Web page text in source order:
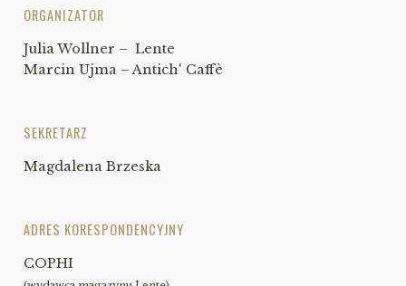
ORGANIZATOR
Julia Wollner – Lente
Marcin Ujma – Antich' Caffè
SEKRETARZ
Magdalena Brzeska
ADRES KORESPONDENCYJNY
COPHI